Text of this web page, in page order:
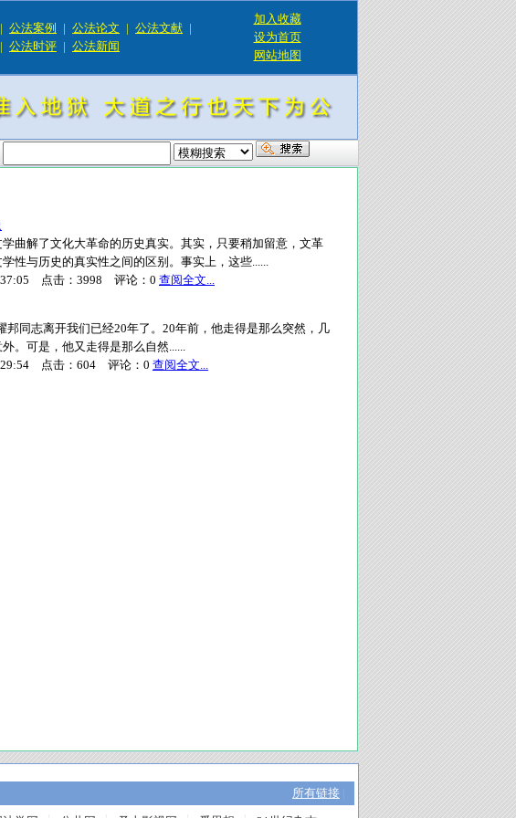
| 公法案例 | 公法论文 | 公法文献 |
| 公法时评 | 公法新闻
加入收藏
设为首页
网站地图
曲解了文化大革命的历史真实。其实，只要稍加留意，文革
性与历史的真实性之间的区别。事实上，这些......
点击： 3998 评论： 0 查阅全文...
邦同志离开我们已经20年了。20年前，他走得是那么突然，几
。可是，他又走得是那么自然......
点击： 604 评论： 0 查阅全文...
所有链接 |